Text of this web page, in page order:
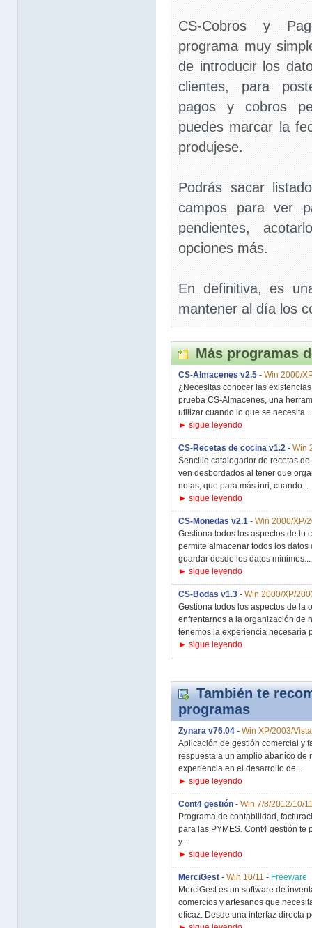
CS-Cobros y
programa muy
de introducir los
clientes, para
pagos y cobros
puedes marcar la
produjese.
Podrás sacar
campos para ver
pendientes,
opciones más.
En definitiva, es
mantener al día los
Más programas
CS-Almacenes v2.5 - Win 2000/
¿Necesitas conocer las
prueba CS-Almacenes, una
utilizar cuando lo que se necesita...
► sigue leyendo
CS-Recetas de cocina v1.2 - Win
Sencillo catalogador de recetas
ven desbordados al tener que
notas, que para más inri, cuando...
► sigue leyendo
CS-Monedas v2.1 - Win 2000/XP/
Gestiona todos los aspectos de tu
permite almacenar todos los
guardar desde los datos mínimos...
► sigue leyendo
CS-Bodas v1.3 - Win 2000/XP/
Gestiona todos los aspectos de la
enfrentarnos a la organización de
tenemos la experiencia necesaria
► sigue leyendo
También te
programas
Zynara v76.04 - Win XP/2003/
Aplicación de gestión comercial y
respuesta a un amplio abanico de
experiencia en el desarrollo de...
► sigue leyendo
Cont4 gestión - Win 7/8/2012/10/
Programa de contabilidad,
para las PYMES. Cont4 gestión te
y...
► sigue leyendo
MerciGest - Win 10/11 - Freeware
MerciGest es un software de
comercios y artesanos que
eficaz. Desde una interfaz directa